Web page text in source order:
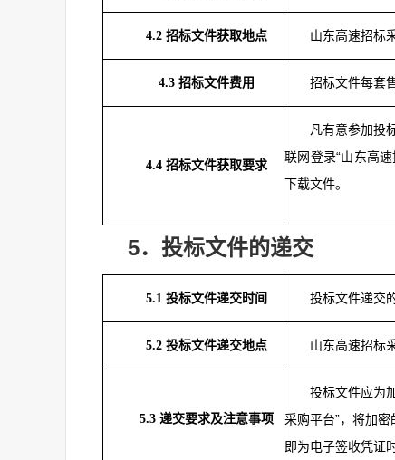
4.2 招标文件获取地点 山东高速招标
4.3 招标文件费用 招标文件每套
4.4 招标文件获取要求
凡有意参加投
联网登录“山东高
下载文件。
5．投标文件的递交
5.1 投标文件递交时间 投标文件递交
5.2 投标文件递交地点 山东高速招标
5.3 递交要求及注意事项
投标文件应为
采购平台”，将加
即为电子签收凭证